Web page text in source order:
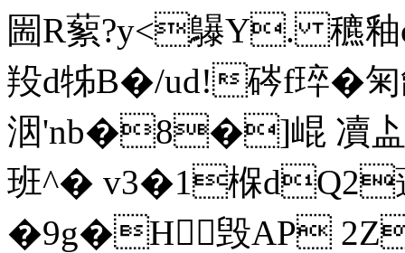
圌R蕠?y<鸔Y. 穮釉
羖d牬B�/ud!硶f琗�匊
洇'nb�8�]崐 凟盀i
班^� v3�1椺dQ2
�9g�H毁AP